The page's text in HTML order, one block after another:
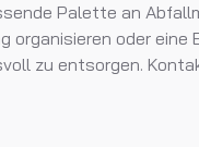
Palette an
organisieren oder
zu entsorgen.